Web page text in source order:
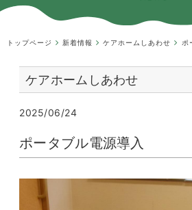
トップページ 新着情報 ケアホームしあわせ
ケアホームしあわせ
2025/06/24
ポータブル電源導入